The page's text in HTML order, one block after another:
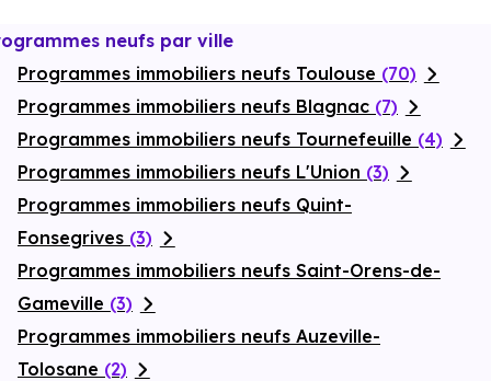
neufs par ville
Programmes immobiliers neufs Toulouse (70)
Programmes immobiliers neufs Blagnac (7)
Programmes immobiliers neufs Tournefeuille (4)
Programmes immobiliers neufs L'Union (3)
Programmes immobiliers neufs Quint-
Fonsegrives (3)
Programmes immobiliers neufs Saint-Orens-de-
Gameville (3)
Programmes immobiliers neufs Auzeville-
Tolosane (2)